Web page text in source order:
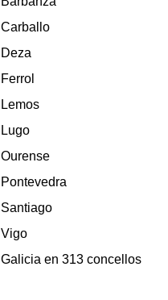
Carballo
Deza
Ferrol
Lemos
Lugo
Ourense
Pontevedra
Santiago
Vigo
Galicia en 313 concellos